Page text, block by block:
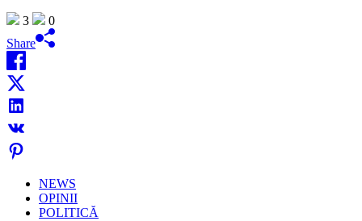
3
0
Share
NEWS
OPINII
POLITICĂ